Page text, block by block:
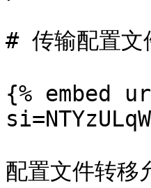
# 传输配置文
{% embed
配置文件转移